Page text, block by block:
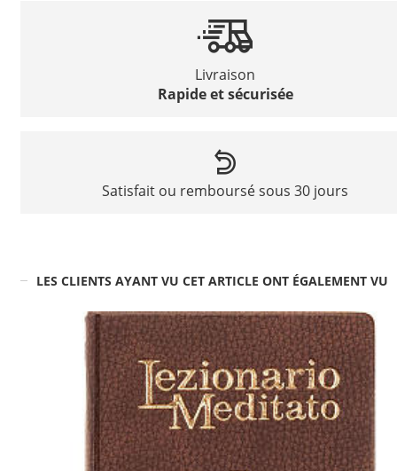
Livraison
Rapide et sécurisée
Satisfait ou remboursé sous 30 jours
LES CLIENTS AYANT VU CET ARTICLE ONT ÉGALEMENT VU